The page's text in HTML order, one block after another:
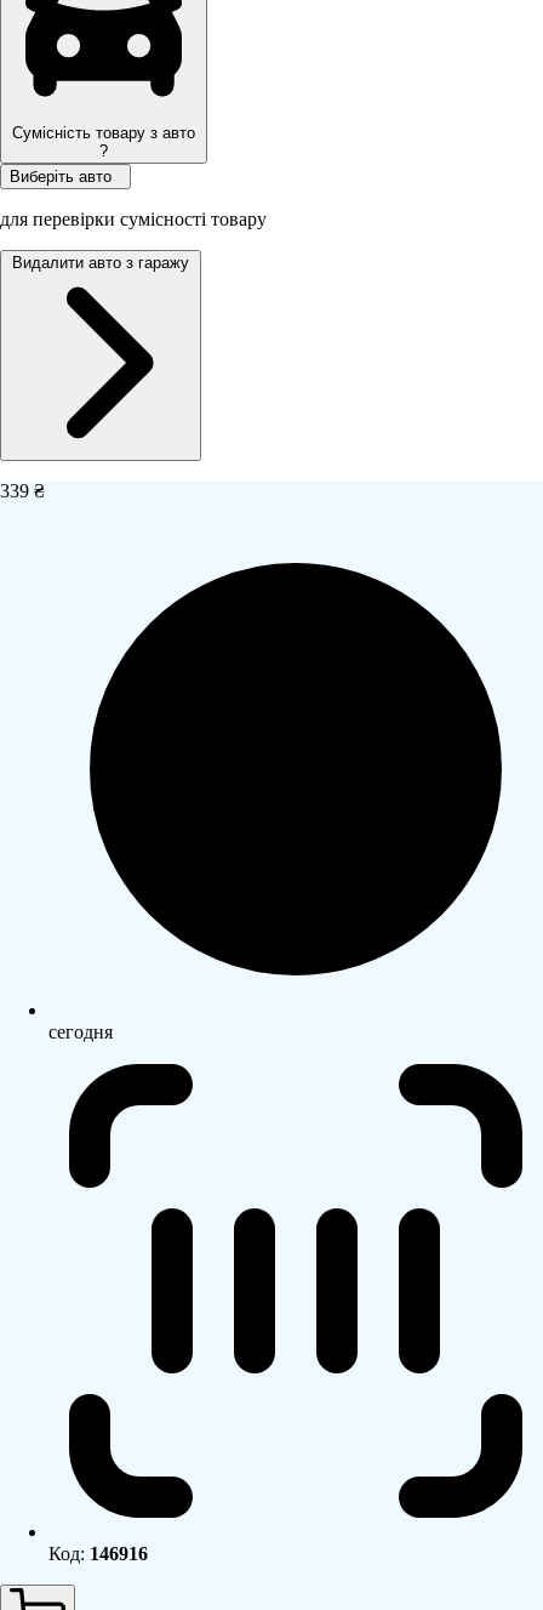
Сумісність товару з авто
?
Виберіть авто
для перевірки сумісності товару
Видалити авто з гаражу
339 ₴
сегодня
Код: 146916